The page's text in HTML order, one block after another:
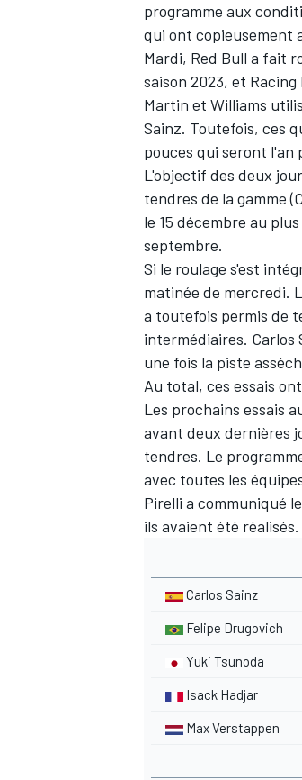
WEC
programme aux
qui ont copieusement
Mardi, Red Bull a fait
saison 2023, et Racing
Martin et Williams
Sainz. Toutefois, ces
pouces qui seront l'an
L'objectif des deux
tendres de la gamme
le 15 décembre au
septembre.
Si le roulage s'est
matinée de mercredi.
a toutefois permis de
intermédiaires. Carlos
une fois la piste
Au total, ces essais
Les prochains essais
avant deux dernières
tendres. Le
avec toutes les
Pirelli a communiqué
ils avaient été réalisés.
Carlos Sainz
Felipe Drugovich
Yuki Tsunoda
Isack Hadjar
Max Verstappen